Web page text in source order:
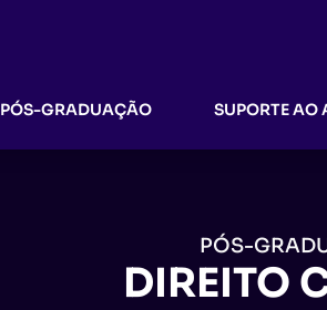
PÓS-GRADUAÇÃO SUPORTE AO
PÓS-
DIREITO